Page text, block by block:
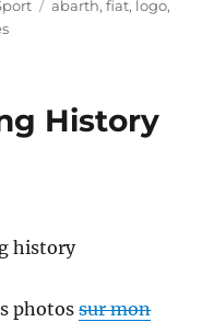
Étiquettes
abarth,fiat, logo,
sur
et
jolies
History
photossur mon